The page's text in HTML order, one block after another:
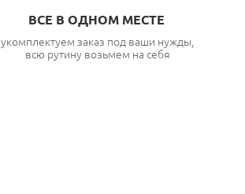
ВСЕ В ОДНОМ МЕСТЕ
укомплектуем заказ под ваши нужды,
всю рутину возьмем на себя